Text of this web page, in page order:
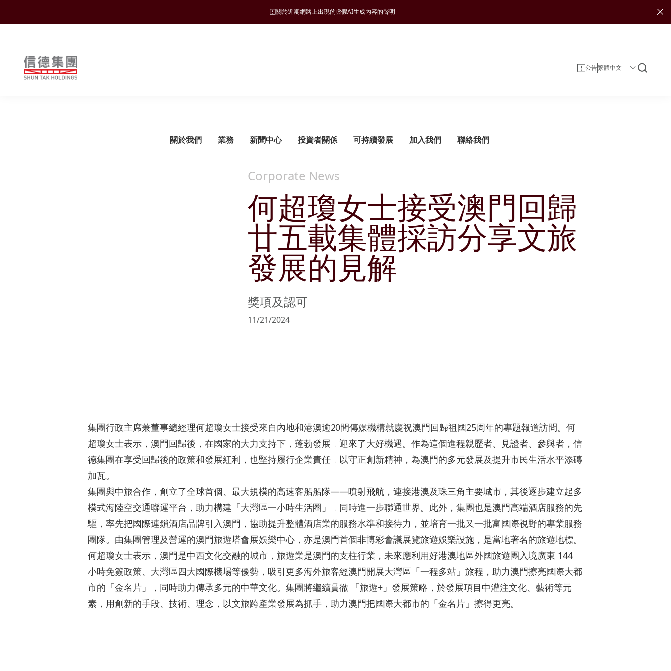
關於近期網路上出現的虛假AI生成內容的聲明
Shuntak Group
關於我們
願景、使命和營商宗旨
集團發展里程碑
管理層簡介
主席報告書
企業資料
企業管治
獎項及嘉許
刊物
業務
旅遊
酒店
文化與消閑
零售
地產
物業發展
物業銷售及租賃
投資
娛樂
郵輪碼頭
新聞中心
新聞稿
投資者關係
監管披露
財務報告
公告及通函
主要財務數據
投資者服務
投資者日誌
公司簡介
可持續發展
可持續發展管理
管治架構
可持續發展目標
持份者參與
風險管理
ESG 支柱
自然諧和
商社共榮
協作共融
匠心摯誠
可持續發展報告
加入我們 聯絡我們
公告
Corporate News
何超瓊女士接受澳門回歸
廿五載集體採訪分享文旅
發展的見解
獎項及認可
11/21/2024
集團行政主席兼董事總經理何超瓊女士接受來自內地和港澳逾20間傳媒機構就慶祝澳門回歸祖國25周年的專題報道訪問。何
超瓊女士表示，澳門回歸後，在國家的大力支持下，蓬勃發展，迎來了大好機遇。作為這個進程親歷者、見證者、參與者，信
德集團在享受回歸後的政策和發展紅利，也堅持履行企業責任，以守正創新精神，為澳門的多元發展及提升市民生活水平添磚
加瓦。
集團與中旅合作，創立了全球首個、最大規模的高速客船船隊——噴射飛航，連接港澳及珠三角主要城市，其後逐步建立起多
模式海陸空交通聯運平台，助力構建「大灣區一小時生活圈」，同時進一步聯通世界。此外，集團也是澳門高端酒店服務的先
驅，率先把國際連鎖酒店品牌引入澳門，協助提升整體酒店業的服務水準和接待力，並培育一批又一批富國際視野的專業服務
團隊。由集團管理及營運的澳門旅遊塔會展娛樂中心，亦是澳門首個非博彩會議展覽旅遊娛樂設施，是當地著名的旅遊地標。
何超瓊女士表示，澳門是中西文化交融的城市，旅遊業是澳門的支柱行業，未來應利用好港澳地區外國旅遊團入境廣東 144
小時免簽政策、大灣區四大國際機場等優勢，吸引更多海外旅客經澳門開展大灣區「一程多站」旅程，助力澳門擦亮國際大都
市的「金名片」，同時助力傳承多元的中華文化。集團將繼續貫徹 「旅遊+」發展策略，於發展項目中灌注文化、藝術等元
素，用創新的手段、技術、理念，以文旅跨產業發展為抓手，助力澳門把國際大都市的「金名片」擦得更亮。